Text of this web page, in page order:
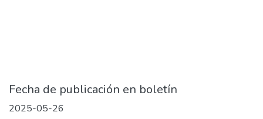
Fecha de publicación en boletín
2025-05-26